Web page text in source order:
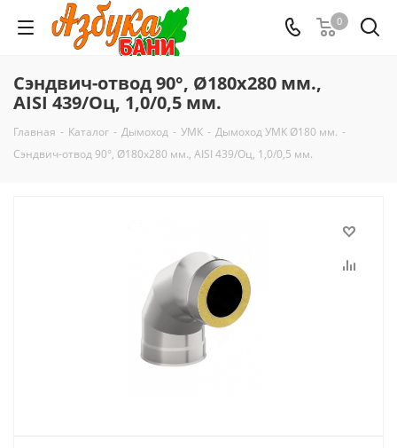
0
Сэндвич-отвод 90°, Ø180х280 мм.,
AISI 439/Оц, 1,0/0,5 мм.
Главная - Каталог - Дымоход - УМК - Дымоход УМК Ø180 мм. -
Сэндвич-отвод 90°, Ø180х280 мм., AISI 439/Оц, 1,0/0,5 мм.